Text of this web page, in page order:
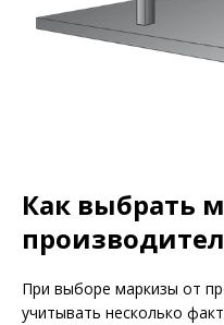
Как выбрать
При выборе маркизы от
учитывать несколько